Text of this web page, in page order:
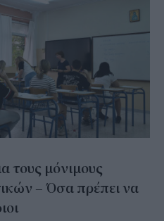
τους μόνιμους
– Όσα πρέπει να